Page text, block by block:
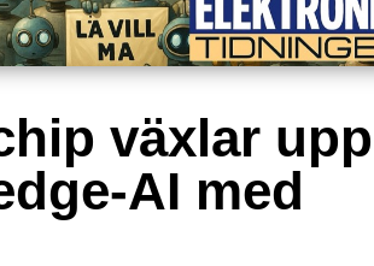
växlar upp
AI med